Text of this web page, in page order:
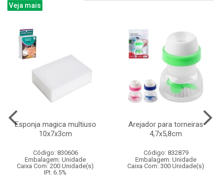
Veja mais
Esponja magica multiuso
10x7x3cm
Código: 830606
Embalagem: Unidade
Caixa Com: 200 Unidade(s)
IPI: 6.5%
Arejador para torneiras
4,7x5,8cm
Código: 832879
Embalagem: Unidade
Caixa Com: 300 Unidade(s)